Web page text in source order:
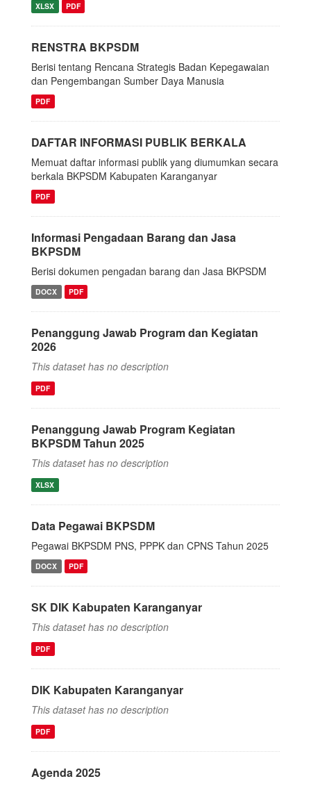
XLSX PDF
RENSTRA BKPSDM
Berisi tentang Rencana Strategis Badan Kepegawaian
dan Pengembangan Sumber Daya Manusia
PDF
DAFTAR INFORMASI PUBLIK BERKALA
Memuat daftar informasi publik yang diumumkan secara
berkala BKPSDM Kabupaten Karanganyar
PDF
Informasi Pengadaan Barang dan Jasa
BKPSDM
Berisi dokumen pengadan barang dan Jasa BKPSDM
DOCX PDF
Penanggung Jawab Program dan Kegiatan
2026
This dataset has no description
PDF
Penanggung Jawab Program Kegiatan
BKPSDM Tahun 2025
This dataset has no description
XLSX
Data Pegawai BKPSDM
Pegawai BKPSDM PNS, PPPK dan CPNS Tahun 2025
DOCX PDF
SK DIK Kabupaten Karanganyar
This dataset has no description
PDF
DIK Kabupaten Karanganyar
This dataset has no description
PDF
Agenda 2025